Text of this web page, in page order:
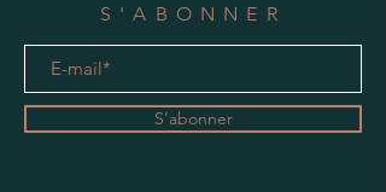
S'ABONNER
S'abonner